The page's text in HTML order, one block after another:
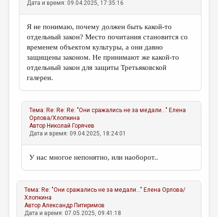
Дата и время: 09.04.2025, 17:35:16
Я не понимаю, почему должен быть какой-то
отдельный закон? Место почитания становится со
временем объектом культуры, а они давно
защищены законом. Не принимают же какой-то
отдельный закон для защиты Третьяковской
галереи.
Тема:Re: Re: Re: "Они сражались не за медали..." Елена
Орлова/Хлопкина
АвторНиколай Горячев
Дата и время: 09.04.2025, 18:24:01
У нас многое непонятно, или наоборот..
Тема:Re: "Они сражались не за медали..." Елена Орлова/
Хлопкина
Автор Александр Питиримов
Дата и время: 07.05.2025, 09:41:18